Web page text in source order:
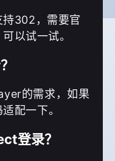
持302，需要官
以试一试。
的需求，如果
配一下。
登录？